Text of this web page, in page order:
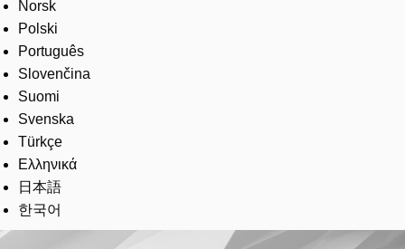
Norsk
Polski
Português
Slovenčina
Suomi
Svenska
Türkçe
Ελληνικά
日本語
한국어